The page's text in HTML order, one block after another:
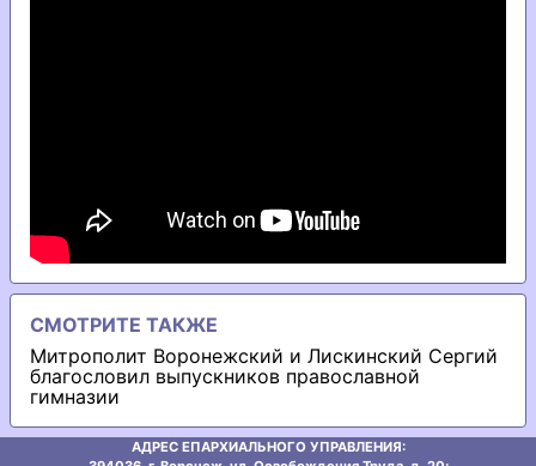
СМОТРИТЕ ТАКЖЕ
Митрополит Воронежский и Лискинский Сергий
благословил выпускников православной
гимназии
АДРЕС ЕПАРХИАЛЬНОГО УПРАВЛЕНИЯ: